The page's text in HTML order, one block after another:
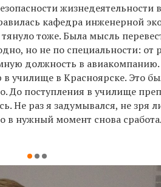
жизнедеятельности
кафедра инженерной
тоже. Была мысль
но не по специальности: от
должность в
училище в Красноярске. Это
До поступления в училище
Не раз я задумывался, не зря
в нужный момент снова